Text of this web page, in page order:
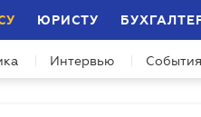
ЮРИСТУ
Интервью События